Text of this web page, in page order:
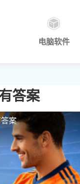
电脑软件
答案
案